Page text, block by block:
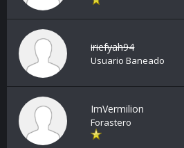
iriefyah94
Usuario Baneado
ImVermilion
Forastero